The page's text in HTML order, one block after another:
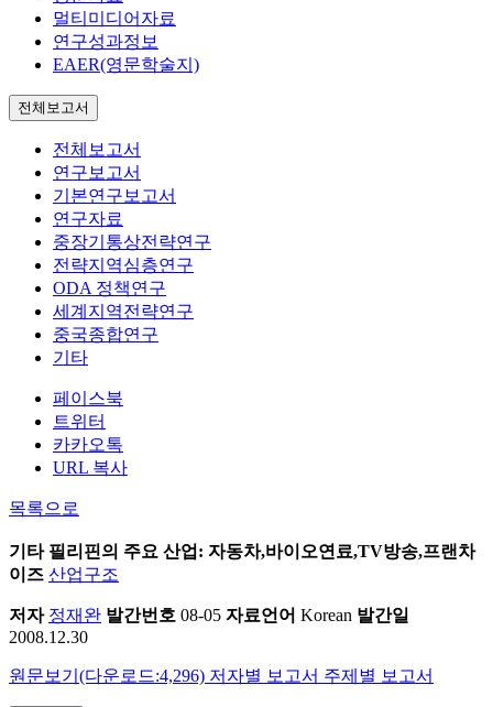
멀티미디어자료
연구성과정보
EAER(영문학술지)
전체보고서
전체보고서
연구보고서
기본연구보고서
연구자료
중장기통상전략연구
전략지역심층연구
ODA 정책연구
세계지역전략연구
중국종합연구
기타
페이스북
트위터
카카오톡
URL 복사
목록으로
기타필리핀의 주요 산업: 자동차,바이오연료,TV방송,프랜차
이즈 산업구조
저자 정재완 발간번호 08-05 자료언어 Korean 발간일
2008.12.30
원문보기(다운로드:4,296) 저자별 보고서 주제별 보고서